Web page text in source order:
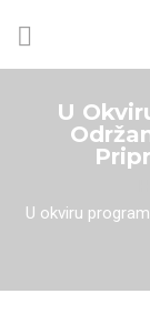
U
U okviru